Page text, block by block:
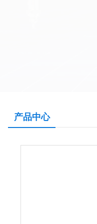
产品中心